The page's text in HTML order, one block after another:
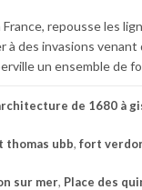
repousse les
des invasions
un ensemble de
de 1680 à
thomas ubb, fort
sur mer, Place des